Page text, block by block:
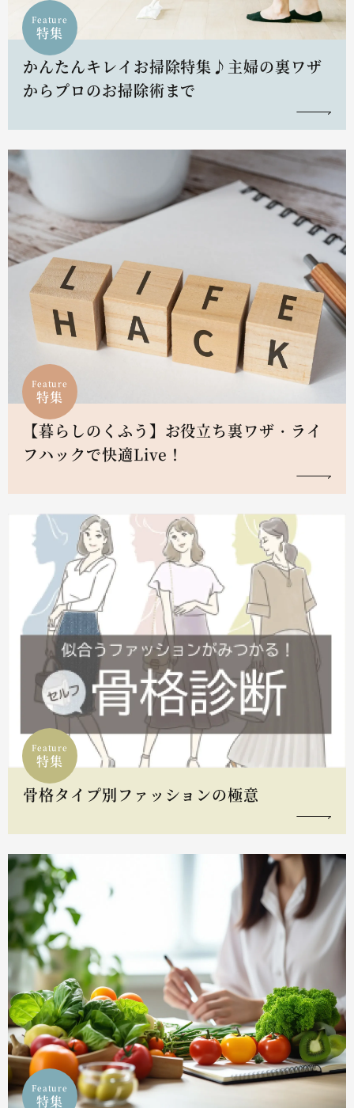
Feature
特集
かんたんキレイお掃除特集♪主婦の裏ワザ
からプロのお掃除術まで
Feature
特集
【暮らしのくふう】お役立ち裏ワザ・ライ
フハックで快適Live！
Feature
特集
骨格タイプ別ファッションの極意
Feature
特集